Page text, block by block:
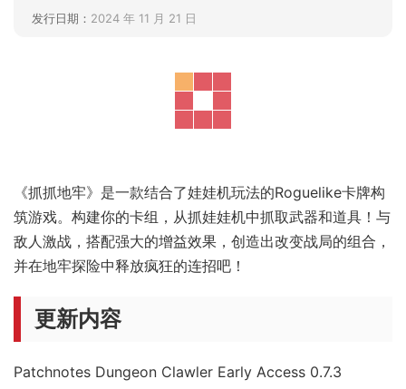
发行日期： 2024 年 11 月 21 日
《抓抓地牢》是一款结合了娃娃机玩法的Roguelike卡牌构
筑游戏。构建你的卡组，从抓娃娃机中抓取武器和道具！与
敌人激战，搭配强大的增益效果，创造出改变战局的组合，
并在地牢探险中释放疯狂的连招吧！
更新内容
Patchnotes Dungeon Clawler Early Access 0.7.3